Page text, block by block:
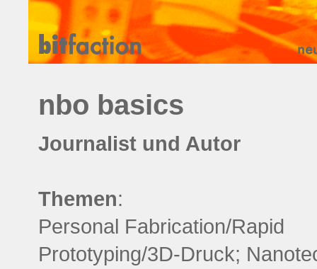
nbo basics
Journalist und Autor
Themen:
Personal Fabrication/Rapid
Prototyping/3D-Druck;